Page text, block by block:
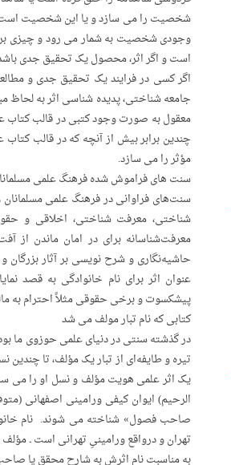
شخصیت را می سازد و یا این شخصیت است
وجودی شخصیت به شمار می­ رود و چیزی بر
است و اگر اثر، محصول یک تحقیق جدی
اگر کسی در فرایند یک تحقیق جدی و
جامعه ­شناختی، پدیده­ شناسی اثر به لحاظ
معقول به صورت وجود کتبی در قالب
چندین‌ برابر بیش از آنچه که در قالب
مؤثر را می سازد.
سنت های فراموش شده فرهنگ علمی
شناختی، معرفت­ شناختی­، اخلاقی و
معرفت‌شناسانه برای در امان ماندن
حاشیه‌نگاری و شرح ­نویسی بر آثار بزرگان
عنوان اثر برای نام خانوادگی به قصد
پیشکسوت و برخی حقوقی مثلاً احترام به
کتابی که نام تبار مولف می شد
در گذشته سنتی در دنیای علمی حوزوی ما
تیره و طایفه‌ای از تبار یک مؤلف، تا
یک اثر علمی هویت مؤلف و نسل او را می­
صاحب فصول» شناخته می ­شوند. نام
تهران و درواقع ورامینیِ تهرانی است ـ
به مناسبت نام اثرش به شارح محقق یا